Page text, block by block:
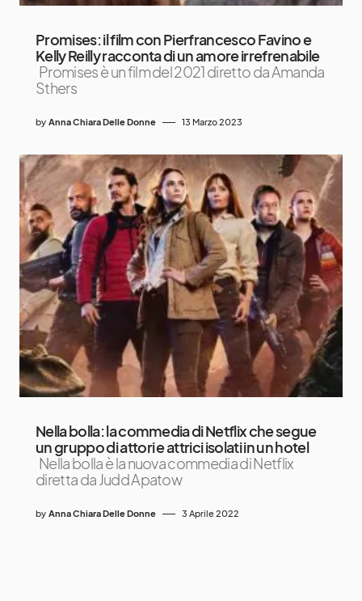
Promises: il film con Pierfrancesco Favino e
Kelly Reilly racconta di un amore irrefrenabile
Promises è un film del 2021 diretto da Amanda
Sthers
by Anna Chiara Delle Donne 13 Marzo 2023
Nella bolla: la commedia di Netflix che segue
un gruppo di attori e attrici isolati in un hotel
Nella bolla è la nuova commedia di Netflix
diretta da Judd Apatow
by Anna Chiara Delle Donne 3 Aprile 2022